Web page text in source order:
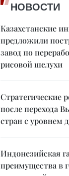
НОВОСТИ
Казахстанские
предложили
завод по
рисовой шелухи
Стратегические
после перехода
стран с уровнем
Индонезийская
преимущества в